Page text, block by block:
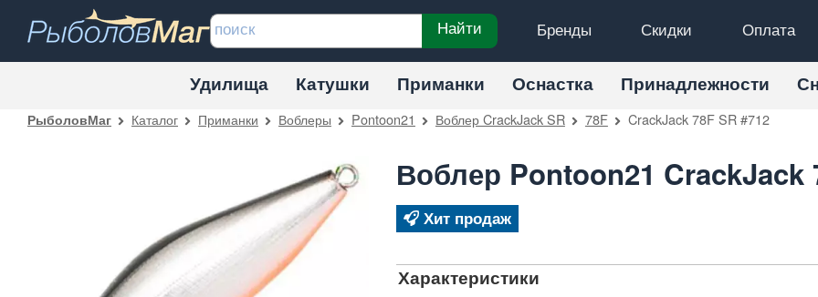
Бренды Скидки Оплата
Найти
Удилища Катушки Приманки Оснастка Принадлежности
РыболовМаг Каталог Приманки Воблеры Pontoon21 Воблер CrackJack SR 78F CrackJack 78F SR #712
Воблер Pontoon21 CrackJack
Хит продаж
Характеристики